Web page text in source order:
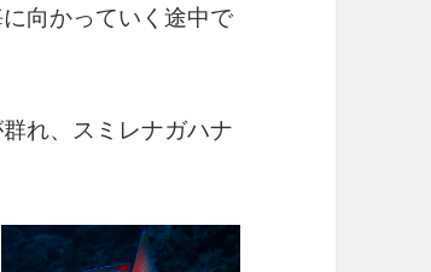
向かっていく途中で
れ、スミレナガハナ